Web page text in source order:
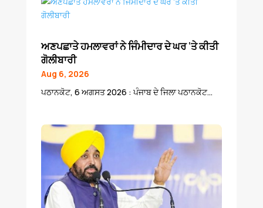
ਅਣਪਛਾਤੇ ਹਮਲਾਵਰਾਂ ਨੇ ਜਿੰਮੀਦਾਰ ਦੇ ਘਰ ‘ਤੇ ਕੀਤੀ
ਗੋਲੀਬਾਰੀ
Aug 6, 2026
ਪਠਾਨਕੋਟ, 6 ਅਗਸਤ 2026 : ਪੰਜਾਬ ਦੇ ਜਿਲਾ ਪਠਾਨਕੋਟ...